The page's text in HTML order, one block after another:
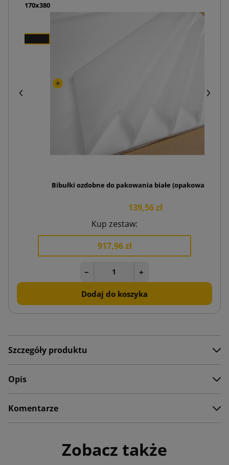
320x170x380
Bibułki ozdobne do pakowania białe (opakowanie
139,56 zł
Kup zestaw:
917,96 zł
− +
Dodaj do koszyka
Szczegóły produktu
Opis
Komentarze
Zobacz także